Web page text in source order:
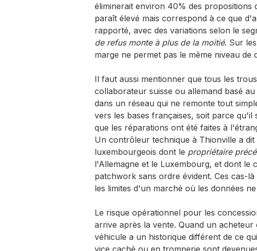
éliminerait environ 40% des propositions
paraît élevé mais correspond à ce que
rapporté, avec des variations selon le
de refus monte à plus de la moitié. Sur
marge ne permet pas le même niveau de
Il faut aussi mentionner que tous les
collaborateur suisse ou allemand basé
dans un réseau qui ne remonte tout
vers les bases françaises, soit parce
que les réparations ont été faites à
Un contrôleur technique à Thionville a
luxembourgeois dont le propriétaire
l'Allemagne et le Luxembourg, et dont le
patchwork sans ordre évident. Ces cas-
les limites d'un marché où les données
Le risque opérationnel pour les
arrive après la vente. Quand un
véhicule a un historique différent de ce
vice caché ou en tromperie sont